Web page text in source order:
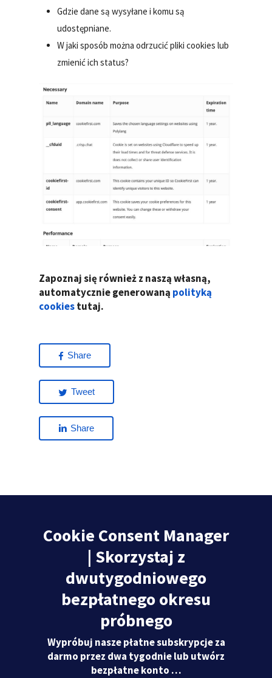
Gdzie dane są wysyłane i komu są
udostępniane.
W jaki sposób można odrzucić pliki cookies lub
zmienić ich status?
Zapoznaj się również z naszą własną,
automatycznie generowaną polityką
cookiestutaj.
Share
Tweet
Share
Cookie Consent Manager
| Skorzystaj z
dwutygodniowego
bezpłatnego okresu
próbnego
Wypróbuj nasze płatne subskrypcje za
darmo przez dwa tygodnie lub utwórz
bezpłatne konto …